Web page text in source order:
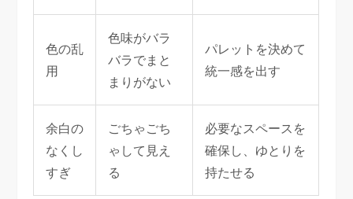
色の乱
用
色味がバラ
バラでまと
まりがない
パレットを決めて
統一感を出す
余白の
なくし
すぎ
ごちゃごち
ゃして見え
る
必要なスペースを
確保し、ゆとりを
持たせる